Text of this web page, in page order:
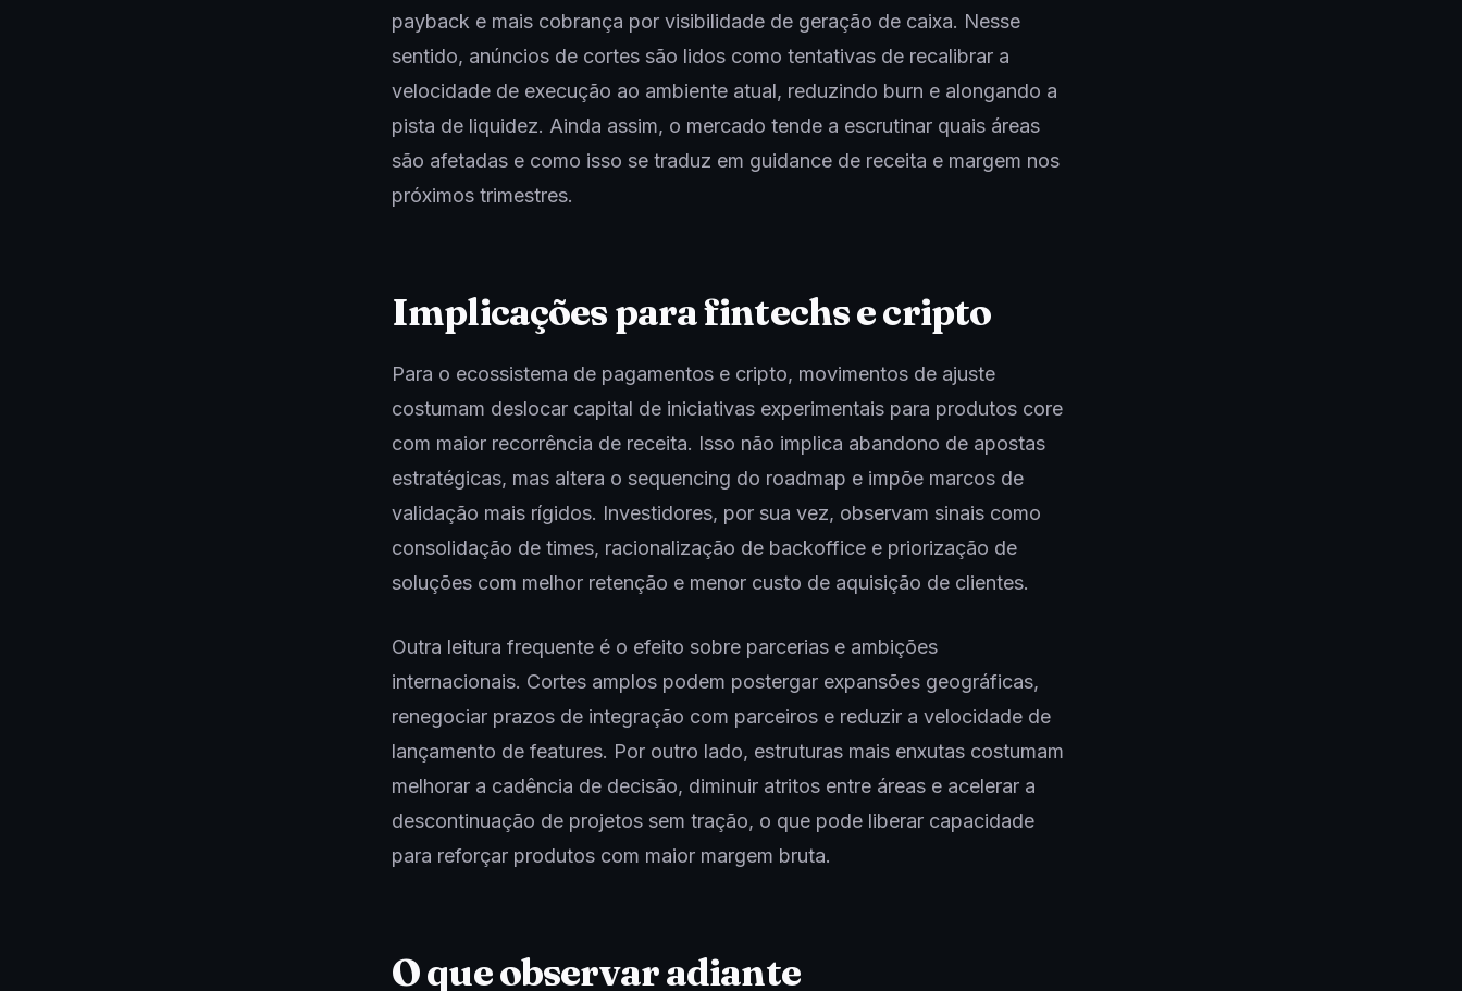
payback e mais cobrança por visibilidade de geração de caixa. Nesse
sentido, anúncios de cortes são lidos como tentativas de recalibrar a
velocidade de execução ao ambiente atual, reduzindo burn e alongando a
pista de liquidez. Ainda assim, o mercado tende a escrutinar quais áreas
são afetadas e como isso se traduz em guidance de receita e margem nos
próximos trimestres.
Implicações para fintechs e cripto
Para o ecossistema de pagamentos e cripto, movimentos de ajuste
costumam deslocar capital de iniciativas experimentais para produtos core
com maior recorrência de receita. Isso não implica abandono de apostas
estratégicas, mas altera o sequencing do roadmap e impõe marcos de
validação mais rígidos. Investidores, por sua vez, observam sinais como
consolidação de times, racionalização de backoffice e priorização de
soluções com melhor retenção e menor custo de aquisição de clientes.
Outra leitura frequente é o efeito sobre parcerias e ambições
internacionais. Cortes amplos podem postergar expansões geográficas,
renegociar prazos de integração com parceiros e reduzir a velocidade de
lançamento de features. Por outro lado, estruturas mais enxutas costumam
melhorar a cadência de decisão, diminuir atritos entre áreas e acelerar a
descontinuação de projetos sem tração, o que pode liberar capacidade
para reforçar produtos com maior margem bruta.
O que observar adiante